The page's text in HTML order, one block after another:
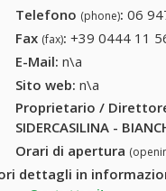
Telefono (phone): 06
Fax (fax): +39 0444 11
E-Mail: n\a
Sito web: n\a
Proprietario /
SIDERCASILINA -
Orari di apertura
in informazioni